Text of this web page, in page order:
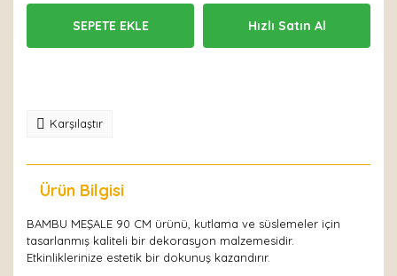
SEPETE EKLE Hızlı Satın Al
Karşılaştır
Ürün Bilgisi
BAMBU MEŞALE 90 CM ürünü, kutlama ve süslemeler için
tasarlanmış kaliteli bir dekorasyon malzemesidir.
Etkinliklerinize estetik bir dokunuş kazandırır.